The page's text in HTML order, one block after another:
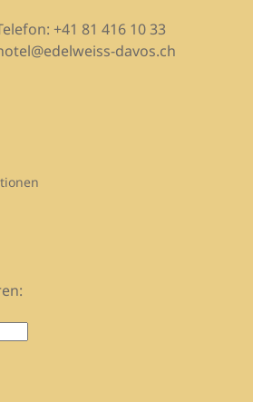
+41 81 416 10 33
davos.ch